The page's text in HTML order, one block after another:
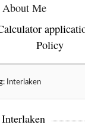
About Me
Policy
Interlaken